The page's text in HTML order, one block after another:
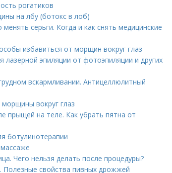
рогатиков
на лбу (ботокс в лоб)
серьги. Когда и как снять медицинские
избавиться от морщин вокруг глаз
эпиляции от фотоэпиляции и других
вскармливании. Антицеллюлитный
вокруг глаз
прыщей на теле. Как убрать пятна от
ботулинотерапии
Чего нельзя делать после процедуры?
свойства пивных дрожжей